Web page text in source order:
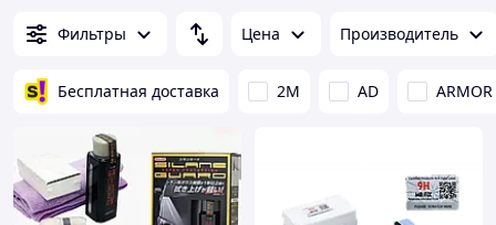
Фильтры Цена Производитель
Бесплатная доставка 2М AD ARMOR